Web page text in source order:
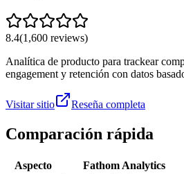
8.4(1,600 reviews)
Analítica de producto para trackear
engagement y retención con datos
Visitar sitio Reseña completa
Comparación rápida
Aspecto Fathom Analytics